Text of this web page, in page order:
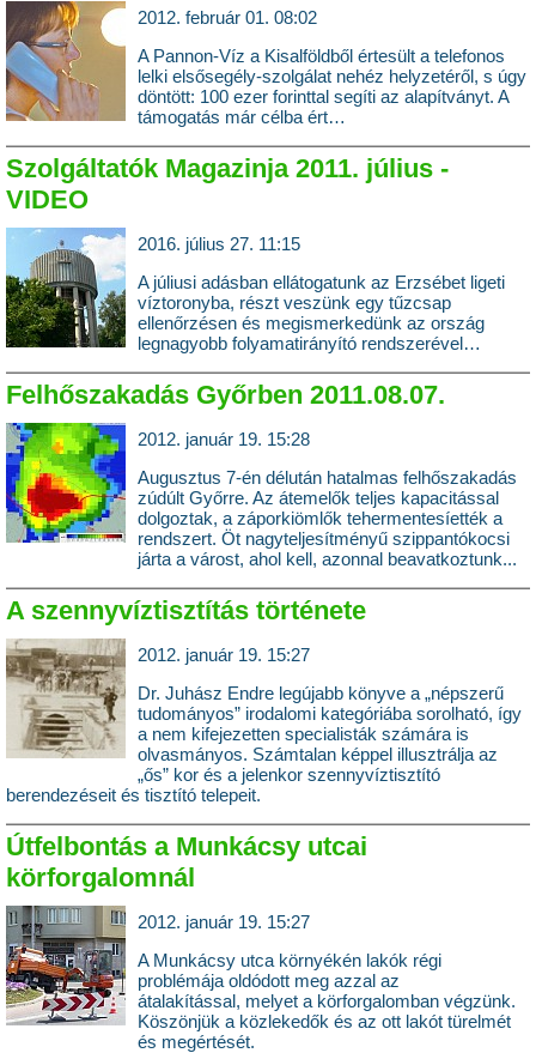
2012. február 01. 08:02
A Pannon-Víz a Kisalföldből értesült a telefonos
lelki elsősegély-szolgálat nehéz helyzetéről, s úgy
döntött: 100 ezer forinttal segíti az alapítványt. A
támogatás már célba ért…
Szolgáltatók Magazinja 2011. július -
VIDEO
2016. július 27. 11:15
A júliusi adásban ellátogatunk az Erzsébet ligeti
víztoronyba, részt veszünk egy tűzcsap
ellenőrzésen és megismerkedünk az ország
legnagyobb folyamatirányító rendszerével…
Felhőszakadás Győrben 2011.08.07.
2012. január 19. 15:28
Augusztus 7-én délután hatalmas felhőszakadás
zúdúlt Győrre. Az átemelők teljes kapacitással
dolgoztak, a záporkiömlők tehermentesíették a
rendszert. Öt nagyteljesítményű szippantókocsi
járta a várost, ahol kell, azonnal beavatkoztunk...
A szennyvíztisztítás története
2012. január 19. 15:27
Dr. Juhász Endre legújabb könyve a „népszerű
tudományos” irodalomi kategóriába sorolható, így
a nem kifejezetten specialisták számára is
olvasmányos. Számtalan képpel illusztrálja az
„ős” kor és a jelenkor szennyvíztisztító
berendezéseit és tisztító telepeit.
Útfelbontás a Munkácsy utcai
körforgalomnál
2012. január 19. 15:27
A Munkácsy utca környékén lakók régi
problémája oldódott meg azzal az
átalakítással, melyet a körforgalomban végzünk.
Köszönjük a közlekedők és az ott lakót türelmét
és megértését.